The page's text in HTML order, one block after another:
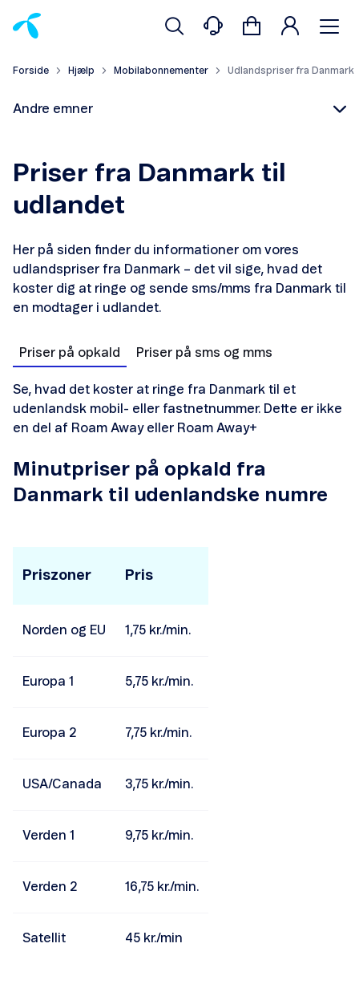
Forside Hjælp Mobilabonnementer Udlandspriser fra Danmark
Andre emner
Udlandspriser i udlandet
Gode ferietips
Skift abonnement og mobil
Opsig dit abonnement
Samlerabat
Aktivér nyt simkort
Priser fra Danmark til
udlandet
Her på siden finder du informationer om vores
udlandspriser fra Danmark – det vil sige, hvad det
koster dig at ringe og sende sms/mms fra Danmark til
en modtager i udlandet.
Priser på opkald Priser på sms og mms
Se, hvad det koster at ringe fra Danmark til et
udenlandsk mobil- eller fastnetnummer. Dette er ikke
en del af Roam Away eller Roam Away+
Minutpriser på opkald fra
Danmark til udenlandske numre
Priszoner Pris
Norden og EU 1,75 kr./min.
Europa 1 5,75 kr./min.
Europa 2 7,75 kr./min.
USA/Canada 3,75 kr./min.
Verden 1 9,75 kr./min.
Verden 2 16,75 kr./min.
Satellit 45 kr./min